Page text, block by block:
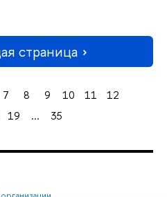
страница
7 8 9 10 11
12
19 ... 35